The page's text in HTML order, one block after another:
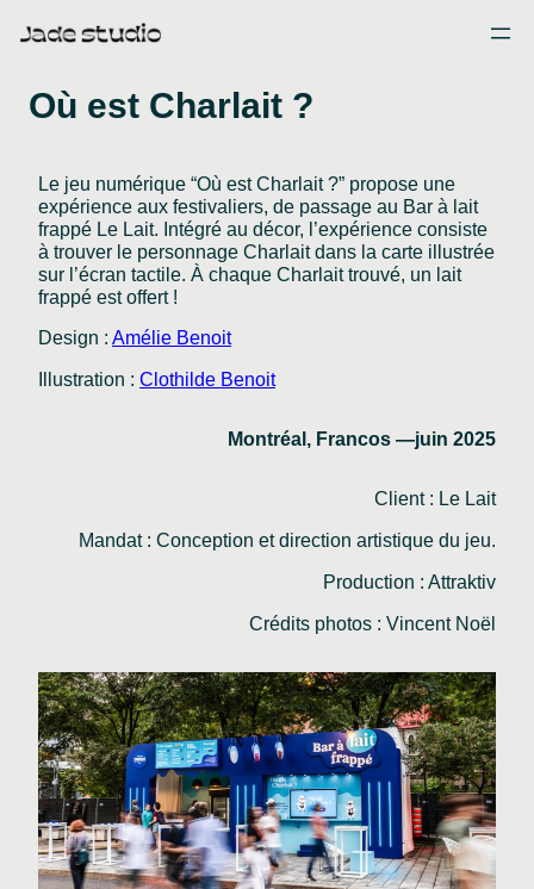
to
Où est Charlait ?
Le jeu numérique “Où est Charlait ?” propose une
expérience aux festivaliers, de passage au Bar à lait
frappé Le Lait. Intégré au décor, l’expérience consiste
à trouver le personnage Charlait dans la carte illustrée
sur l’écran tactile. À chaque Charlait trouvé, un lait
frappé est offert !
Design : Amélie Benoit
Illustration : Clothilde Benoit
Montréal, Francos —juin 2025
Client : Le Lait
Mandat : Conception et direction artistique du jeu.
Production : Attraktiv
Crédits photos : Vincent Noël